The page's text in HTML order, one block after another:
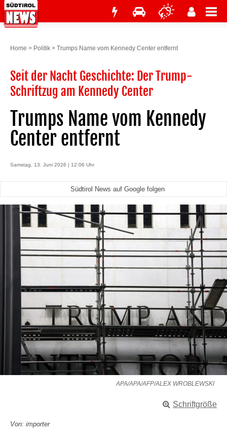
Home > Politik > Trumps Name vom Kennedy Center entfernt
Seit der Nacht Geschichte: Der Trump-
Schriftzug am Kennedy Center
Trumps Name vom Kennedy
Center entfernt
Samstag, 13. Juni 2026 | 12:06 Uhr
Südtirol News auf Google folgen
APA/APA/AFP/ALEX WROBLEWSKI
Schriftgröße
Von: importer